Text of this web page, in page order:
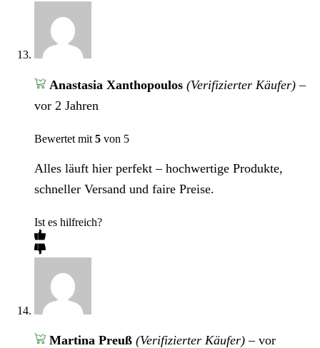
Anastasia Xanthopoulos (Verifizierter Käufer) –
vor 2 Jahren
Bewertet mit 5 von 5
Alles läuft hier perfekt – hochwertige Produkte,
schneller Versand und faire Preise.
Ist es hilfreich?
Martina Preuß (Verifizierter Käufer) – vor